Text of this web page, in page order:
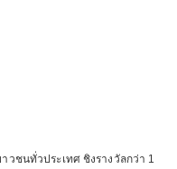
วชนทั่วประเทศ ชิงรางวัลกว่า 1